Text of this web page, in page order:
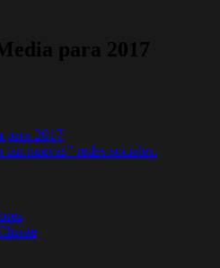
para 2017
para 2017
nuevas” redes sociales.